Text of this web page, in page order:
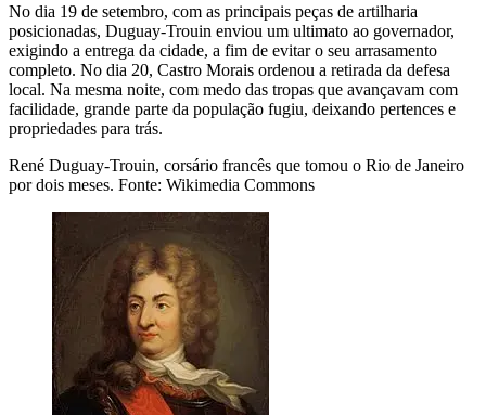
No dia 19 de setembro, com as principais peças de artilharia
posicionadas, Duguay-Trouin enviou um ultimato ao governador,
exigindo a entrega da cidade, a fim de evitar o seu arrasamento
completo. No dia 20, Castro Morais ordenou a retirada da defesa
local. Na mesma noite, com medo das tropas que avançavam com
facilidade, grande parte da população fugiu, deixando pertences e
propriedades para trás.
René Duguay-Trouin, corsário francês que tomou o Rio de Janeiro
por dois meses. Fonte: Wikimedia Commons